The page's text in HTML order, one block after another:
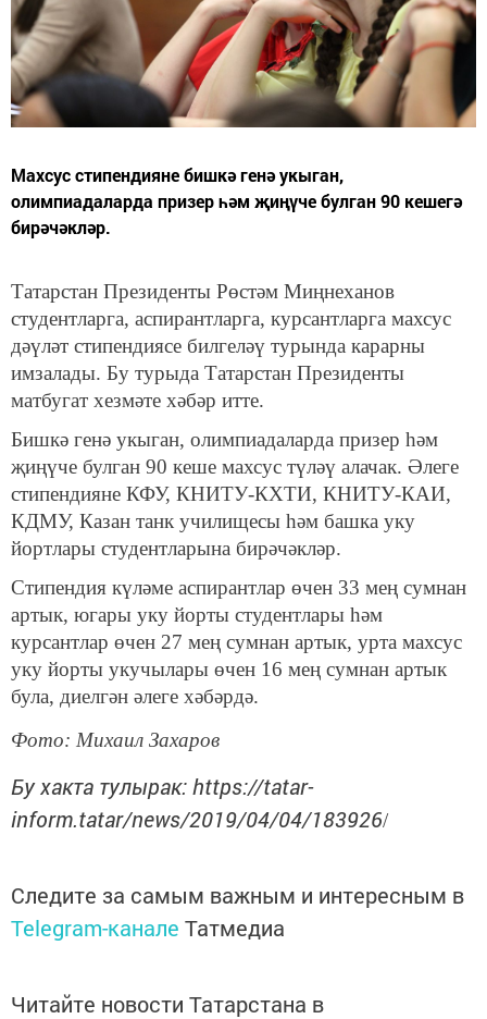
Махсус стипендияне бишкә генә укыган,
олимпиадаларда призер һәм җиңүче булган 90 кешегә
бирәчәкләр.
Татарстан Президенты Рөстәм Миңнеханов
студентларга, аспирантларга, курсантларга махсус
дәүләт стипендиясе билгеләү турында карарны
имзалады. Бу турыда Татарстан Президенты
матбугат хезмәте хәбәр итте.
Бишкә генә укыган, олимпиадаларда призер һәм
җиңүче булган 90 кеше махсус түләү алачак. Әлеге
стипендияне КФУ, КНИТУ-КХТИ, КНИТУ-КАИ,
КДМУ, Казан танк училищесы һәм башка уку
йортлары студентларына бирәчәкләр.
Стипендия күләме аспирантлар өчен 33 мең сумнан
артык, югары уку йорты студентлары һәм
курсантлар өчен 27 мең сумнан артык, урта махсус
уку йорты укучылары өчен 16 мең сумнан артык
була, диелгән әлеге хәбәрдә.
Фото: Михаил Захаров
Бу хакта тулырак: https://tatar-
inform.tatar/news/2019/04/04/183926/
Следите за самым важным и интересным в
Telegram-канале Татмедиа
Читайте новости Татарстана в